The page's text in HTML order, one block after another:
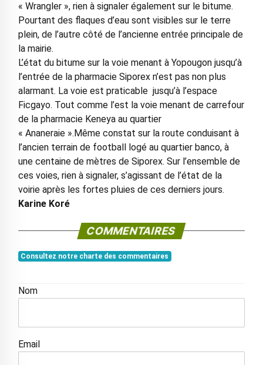
« Wrangler », rien à signaler également sur le bitume.
Pourtant des flaques d’eau sont visibles sur le terre
plein, de l’autre côté de l’ancienne entrée principale de
la mairie.
L’état du bitume sur la voie menant à Yopougon jusqu’à
l’entrée de la pharmacie Siporex n’est pas non plus
alarmant. La voie est praticable jusqu’à l’espace
Ficgayo. Tout comme l’est la voie menant de carrefour
de la pharmacie Keneya au quartier
« Ananeraie ».Même constat sur la route conduisant à
l’ancien terrain de football logé au quartier banco, à
une centaine de mètres de Siporex. Sur l’ensemble de
ces voies, rien à signaler, s’agissant de l’état de la
voirie après les fortes pluies de ces derniers jours.
Karine Koré
COMMENTAIRES
Consultez notre charte des commentaires
Nom
Email